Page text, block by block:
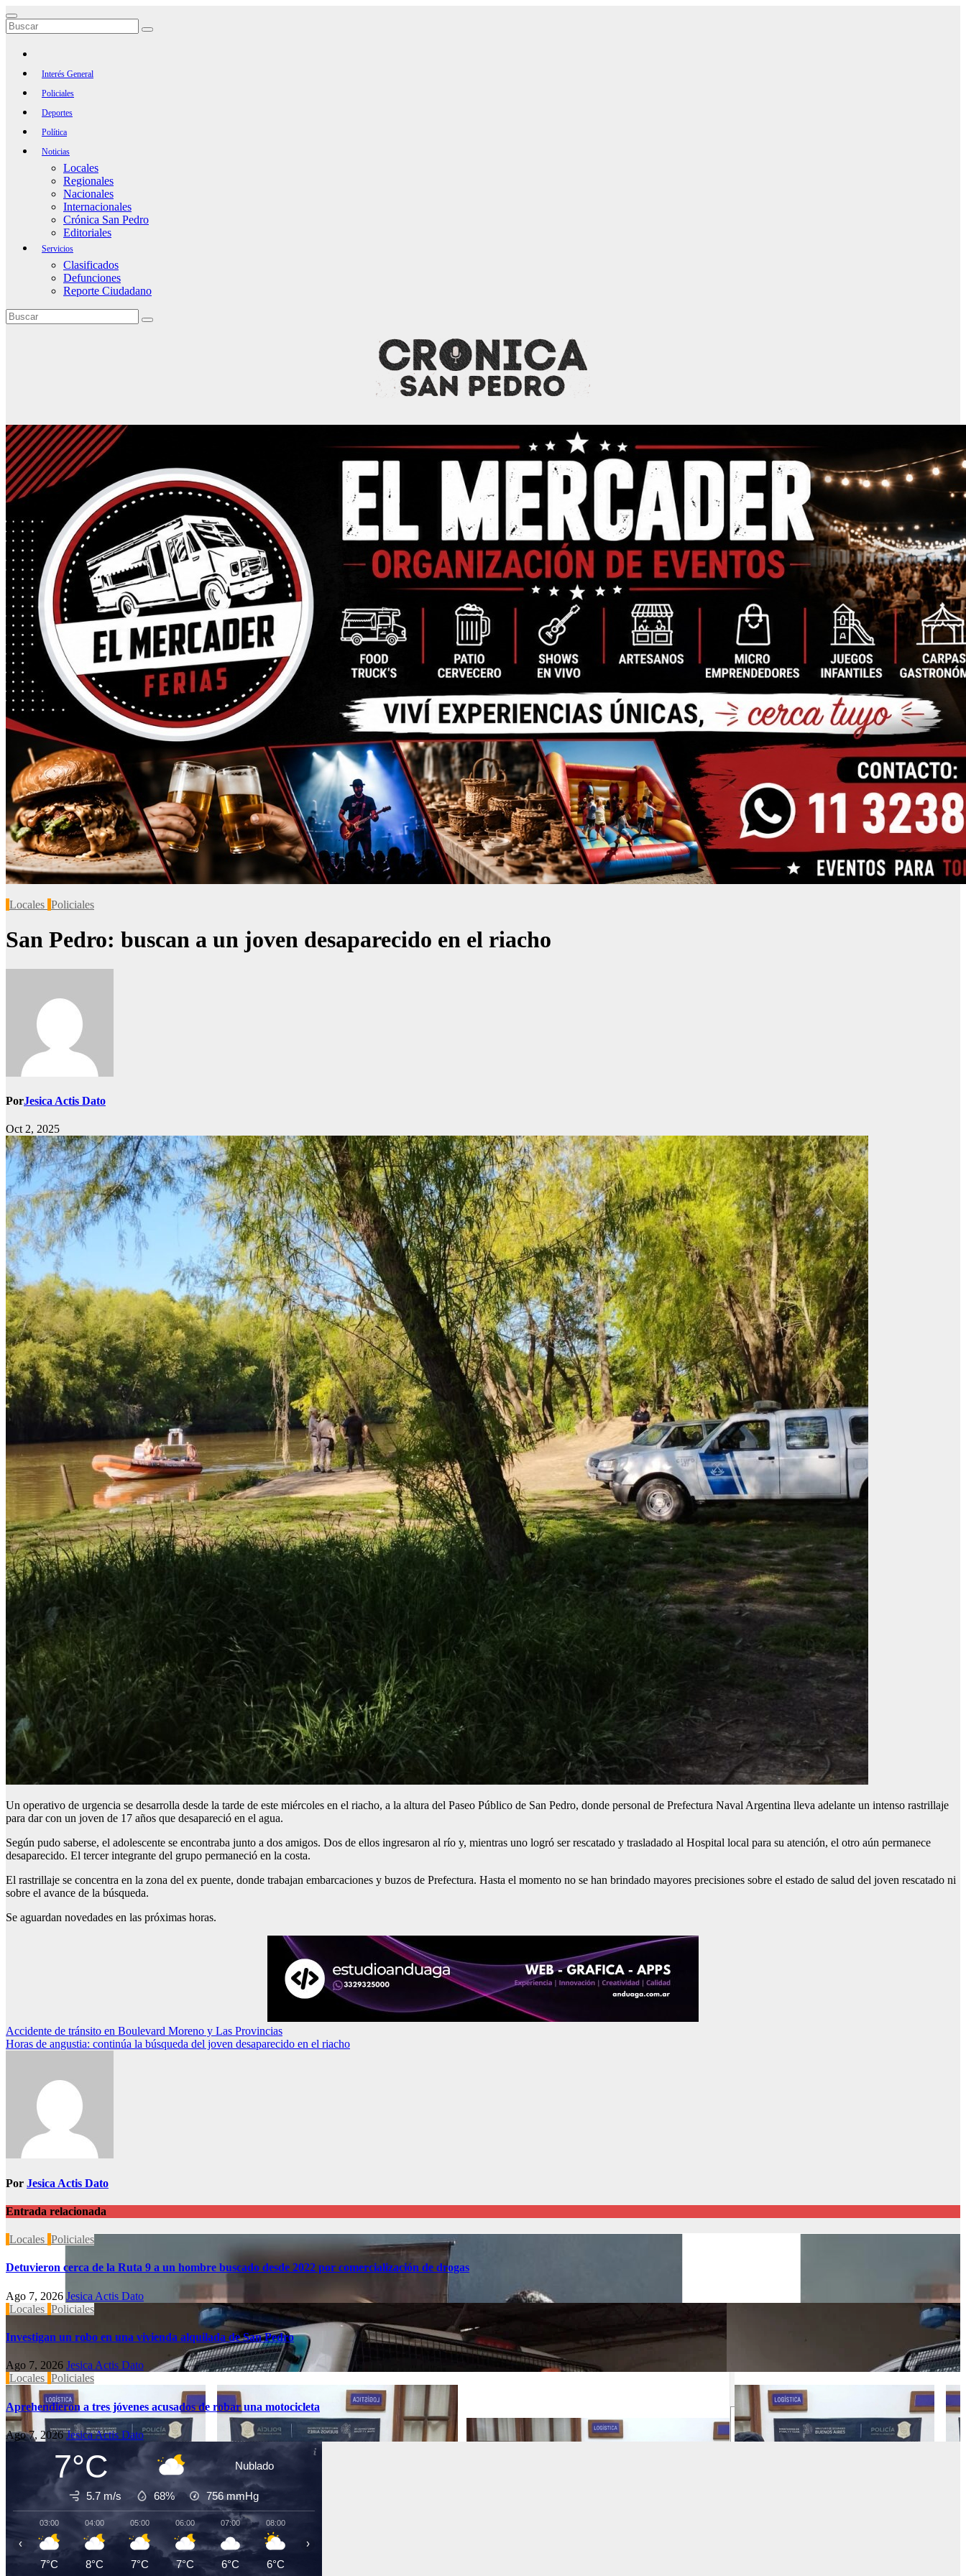
Saltar
al
contenido
Interés General
Policiales
Deportes
Política
Noticias
Locales
Regionales
Nacionales
Internacionales
Crónica San Pedro
Editoriales
Servicios
Clasificados
Defunciones
Reporte Ciudadano
Locales Policiales
San Pedro: buscan a un joven desaparecido en el riacho
PorJesica Actis Dato
Oct 2, 2025
Un operativo de urgencia se desarrolla desde la tarde de este miércoles en el riacho, a la altura del Paseo Público de San Pedro, donde personal de Prefectura Naval Argentina lleva adelante un intenso rastrillaje
para dar con un joven de 17 años que desapareció en el agua.
Según pudo saberse, el adolescente se encontraba junto a dos amigos. Dos de ellos ingresaron al río y, mientras uno logró ser rescatado y trasladado al Hospital local para su atención, el otro aún permanece
desaparecido. El tercer integrante del grupo permaneció en la costa.
El rastrillaje se concentra en la zona del ex puente, donde trabajan embarcaciones y buzos de Prefectura. Hasta el momento no se han brindado mayores precisiones sobre el estado de salud del joven rescatado ni
sobre el avance de la búsqueda.
Se aguardan novedades en las próximas horas.
Navegación
de
Accidente de tránsito en Boulevard Moreno y Las Provincias
Horas de angustia: continúa la búsqueda del joven desaparecido en el riacho
Por Jesica Actis Dato
Entrada relacionada
Locales Policiales
Detuvieron cerca de la Ruta 9 a un hombre buscado desde 2022 por comercialización de drogas
Ago 7, 2026 Jesica Actis Dato
Locales Policiales
Investigan un robo en una vivienda alquilada de San Pedro
Ago 7, 2026 Jesica Actis Dato
Locales Policiales
Aprehendieron a tres jóvenes acusados de robar una motocicleta
Ago 7, 2026Jesica Actis Dato
7°C Nublado
5.7 m/s 68% 756mmHg
03:00
7°C
04:00
8°C
05:00
7°C
06:00
7°C
07:00
6°C
08:00
6°C
‹ ›